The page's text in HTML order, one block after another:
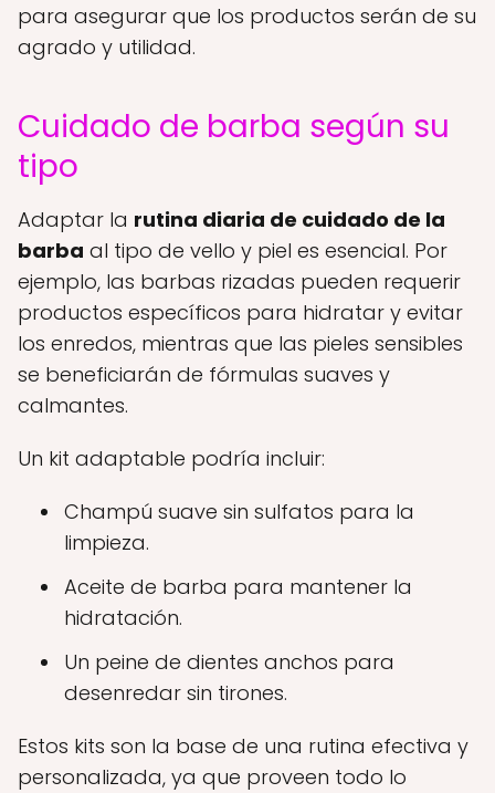
para asegurar que los productos serán de su
agrado y utilidad.
Cuidado de barba según su
tipo
Adaptar la rutina diaria de cuidado de la
barba al tipo de vello y piel es esencial. Por
ejemplo, las barbas rizadas pueden requerir
productos específicos para hidratar y evitar
los enredos, mientras que las pieles sensibles
se beneficiarán de fórmulas suaves y
calmantes.
Un kit adaptable podría incluir:
Champú suave sin sulfatos para la
limpieza.
Aceite de barba para mantener la
hidratación.
Un peine de dientes anchos para
desenredar sin tirones.
Estos kits son la base de una rutina efectiva y
personalizada, ya que proveen todo lo